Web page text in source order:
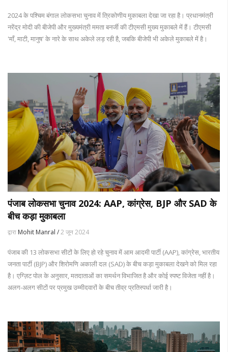
2024 के पश्चिम बंगाल लोकसभा चुनाव में त्रिकोणीय मुकाबला देखा जा रहा है। प्रधानमंत्री
नरेंद्र मोदी की बीजेपी और मुख्यमंत्री ममता बनर्जी की टीएमसी मुख्य मुकाबले में हैं। टीएमसी
'माँ, माटी, मानुष' के नारे के साथ अकेले लड़ रही है, जबकि बीजेपी भी अकेले मुकाबले में है।
पंजाब लोकसभा चुनाव 2024: AAP, कांग्रेस, BJP और SAD के
बीच कड़ा मुकाबला
द्वारा Mohit Manral /2 जून 2024
पंजाब की 13 लोकसभा सीटों के लिए हो रहे चुनाव में आम आदमी पार्टी (AAP), कांग्रेस, भारतीय
जनता पार्टी (BJP) और शिरोमणि अकाली दल (SAD) के बीच कड़ा मुकाबला देखने को मिल रहा
है। एग्ज़िट पोल के अनुसार, मतदाताओं का समर्थन विभाजित है और कोई स्पष्ट विजेता नहीं है।
अलग-अलग सीटों पर प्रमुख उम्मीदवारों के बीच तीव्र प्रतिस्पर्धा जारी है।